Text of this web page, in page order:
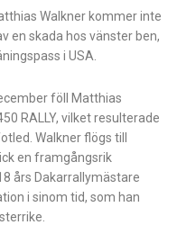
Walkner kommer inte
en skada hos vänster ben,
i USA.
föll Matthias
RALLY, vilket resulterade
Walkner flögs till
en framgångsrik
års Dakarrallymästare
i sinom tid, som han